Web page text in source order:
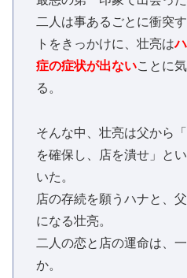
二人は事あるごとに衝突
トをきっかけに、壮亮は
症の症状が出ないことに
る。
そんな中、壮亮は父から
を確保し、店を潰せ」と
いた。
店の存続を願うハナと、
になる壮亮。
二人の恋と店の運命は、
か。